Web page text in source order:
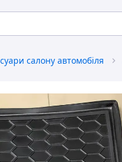
салону автомобіля